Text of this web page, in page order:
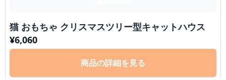
猫 おもちゃ クリスマスツリー型キャットハウス
¥6,060
商品の詳細を見る